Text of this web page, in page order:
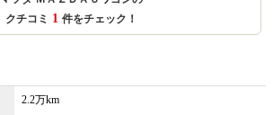
クチコミ 1 件をチェック！
2.2万km